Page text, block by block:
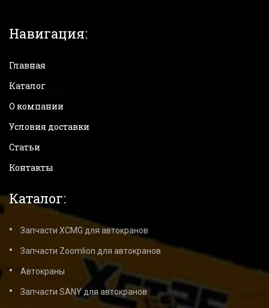
Навигация:
Главная
Каталог
О компании
Условия доставки
Статьи
Контакты
Каталог:
Запчасти XCMG для автокранов
Запчасти Zoomlion для автокранов
Автокраны
Запчасти SANY для автокранов